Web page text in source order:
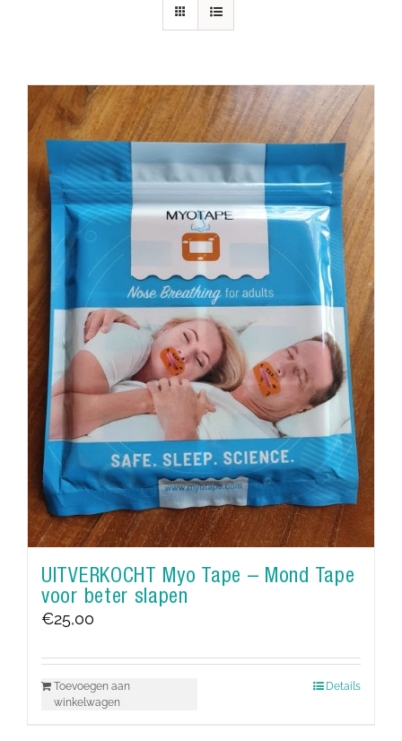
UITVERKOCHT Myo Tape – Mond Tape
voor beter slapen
€25,00
Toevoegen aan
winkelwagen
Details